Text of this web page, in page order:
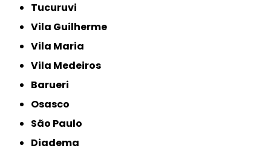
Tucuruvi
Vila Guilherme
Vila Maria
Vila Medeiros
Barueri
Osasco
São Paulo
Diadema